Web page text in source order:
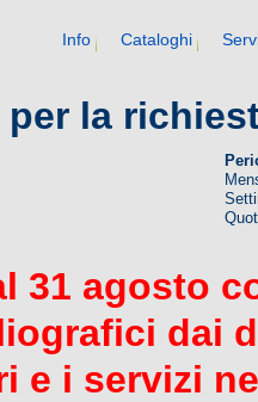
Info Cataloghi
la
31 agosto
dai
e i servizi